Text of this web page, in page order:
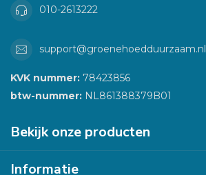
010-2613222
support@groenehoedduurzaam.nl
KVK nummer: 78423856
btw-nummer: NL861388379B01
Bekijk onze producten
Informatie